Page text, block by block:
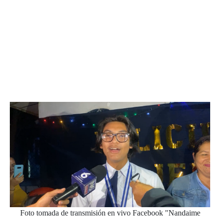
Foto tomada de transmisión en vivo Facebook "Nandaime